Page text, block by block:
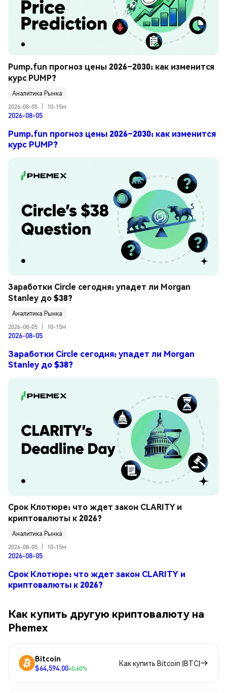
Pump.fun прогноз цены 2026–2030: как изменится
курс PUMP?
Аналитика Рынка
2026-08-05
10-15м
2026-08-05
Pump.fun прогноз цены 2026–2030: как изменится
курс PUMP?
Заработки Circle сегодня: упадет ли Morgan
Stanley до $38?
Аналитика Рынка
2026-08-05
10-15м
2026-08-05
Заработки Circle сегодня: упадет ли Morgan
Stanley до $38?
Срок Клотюре: что ждет закон CLARITY и
криптовалюты к 2026?
Аналитика Рынка
2026-08-05
10-15м
2026-08-05
Срок Клотюре: что ждет закон CLARITY и
криптовалюты к 2026?
Как купить другую криптовалюту на
Phemex
Bitcoin
$64,594.00+0.60%
Как купить Bitcoin (BTC)